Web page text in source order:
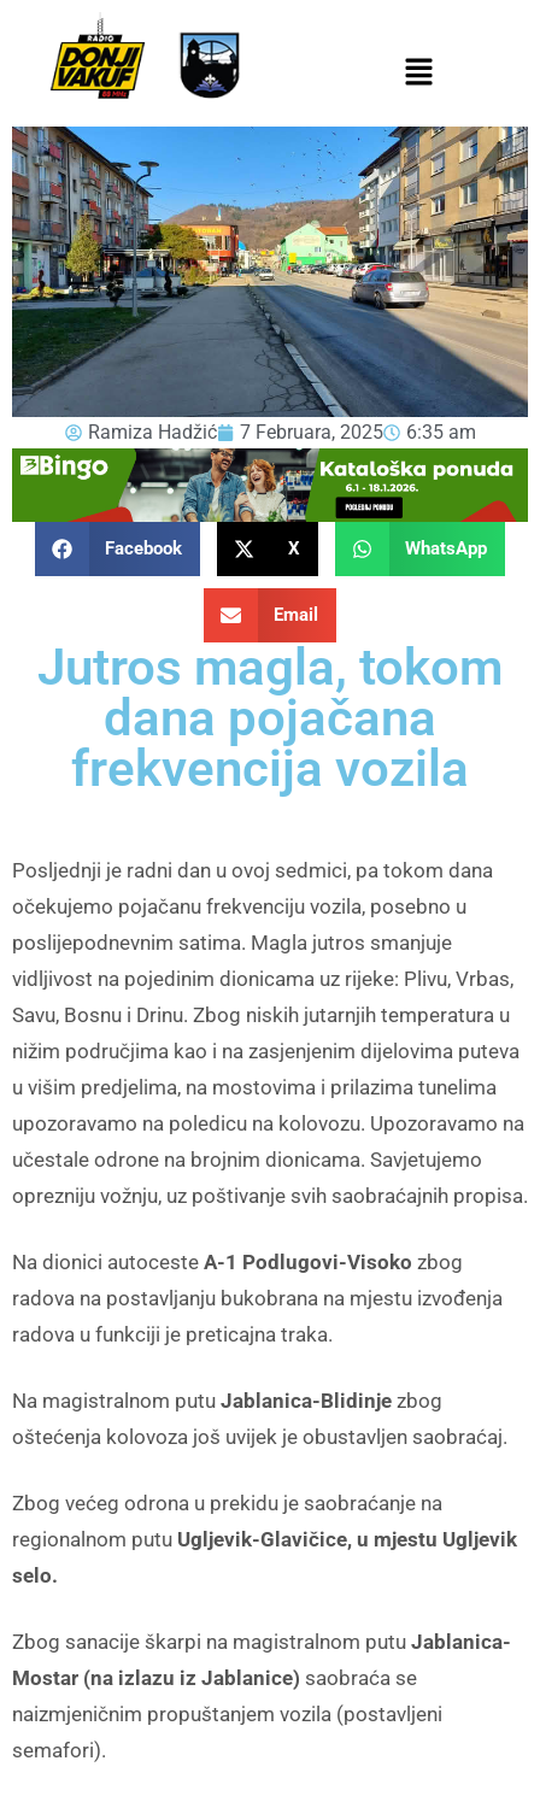
Ramiza Hadžić 7 Februara, 2025 6:35 am
Facebook X WhatsApp
Email
Jutros magla, tokom
dana pojačana
frekvencija vozila
Posljednji je radni dan u ovoj sedmici, pa tokom dana
očekujemo pojačanu frekvenciju vozila, posebno u
poslijepodnevnim satima. Magla jutros smanjuje
vidljivost na pojedinim dionicama uz rijeke: Plivu, Vrbas,
Savu, Bosnu i Drinu. Zbog niskih jutarnjih temperatura u
nižim područjima kao i na zasjenjenim dijelovima puteva
u višim predjelima, na mostovima i prilazima tunelima
upozoravamo na poledicu na kolovozu. Upozoravamo na
učestale odrone na brojnim dionicama. Savjetujemo
oprezniju vožnju, uz poštivanje svih saobraćajnih propisa.
Na dionici autoceste A-1 Podlugovi-Visoko zbog
radova na postavljanju bukobrana na mjestu izvođenja
radova u funkciji je preticajna traka.
Na magistralnom putu Jablanica-Blidinje zbog
oštećenja kolovoza još uvijek je obustavljen saobraćaj.
Zbog većeg odrona u prekidu je saobraćanje na
regionalnom putu Ugljevik-Glavičice, u mjestu Ugljevik
selo.
Zbog sanacije škarpi na magistralnom putu Jablanica-
Mostar (na izlazu iz Jablanice) saobraća se
naizmjeničnim propuštanjem vozila (postavljeni
semafori).